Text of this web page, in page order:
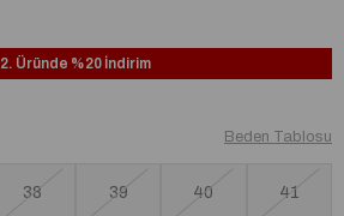
2. Üründe %20 İndirim
Beden Tablosu
38 39 40 41